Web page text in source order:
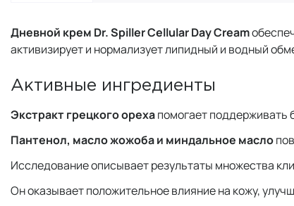
Дневной крем Dr. Spiller Cellular Day Cream
активизирует и нормализует липидный и водный
Активные ингредиенты
Экстракт грецкого орехапомогает поддерживать
Пантенол, масло жожоба и миндальное масло
Исследование описывает результаты множества
Он оказывает положительное влияние на кожу,